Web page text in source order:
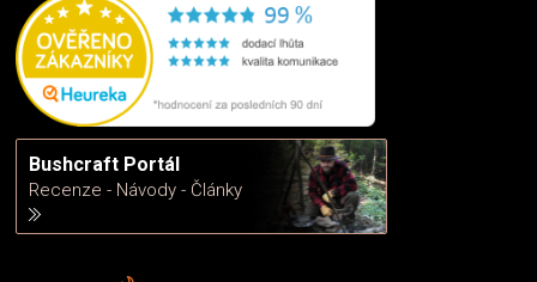
Bushcraft Portál
Recenze - Návody - Články